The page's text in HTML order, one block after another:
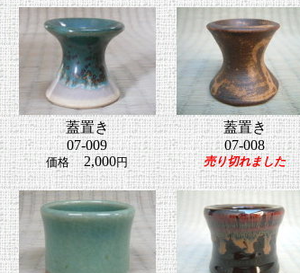
蓋置き
07-009
価格2,000円
蓋置き
07-008
売り切れました